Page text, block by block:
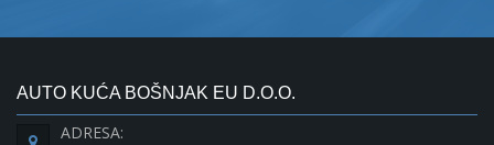
AUTO KUĆA BOŠNJAK EU D.O.O.
ADRESA: